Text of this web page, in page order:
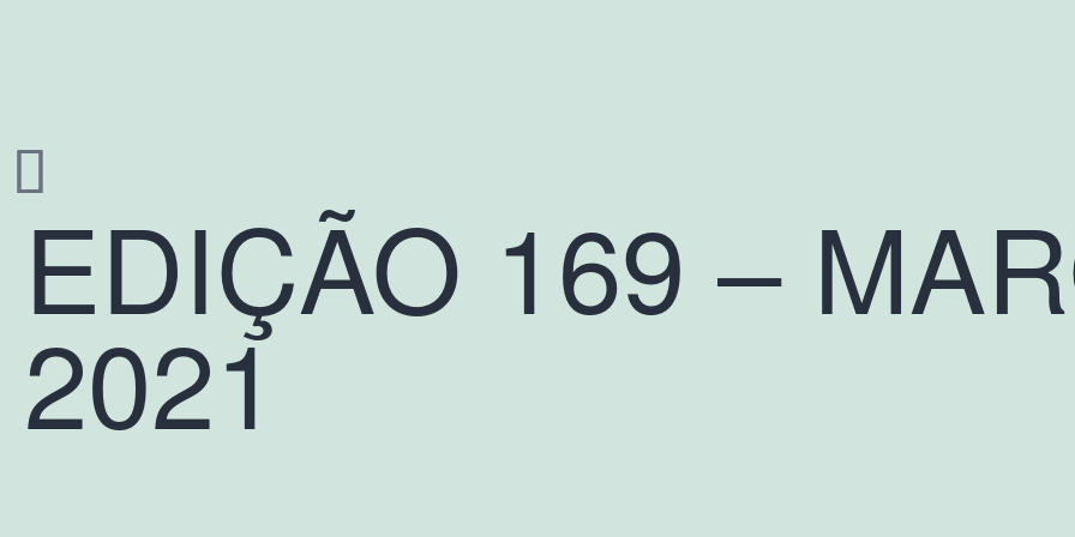
EDIÇÃO 169 –
2021